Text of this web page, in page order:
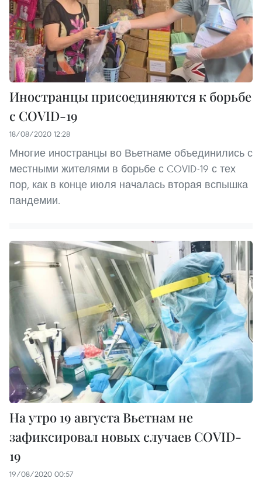
Иностранцы присоединяются к борьбе
с COVID-19
18/08/2020 12:28
Многие иностранцы во Вьетнаме объединились с
местными жителями в борьбе с COVID-19 с тех
пор, как в конце июля началась вторая вспышка
пандемии.
На утро 19 августа Вьетнам не
зафиксировал новых случаев COVID-
19
19/08/2020 00:57